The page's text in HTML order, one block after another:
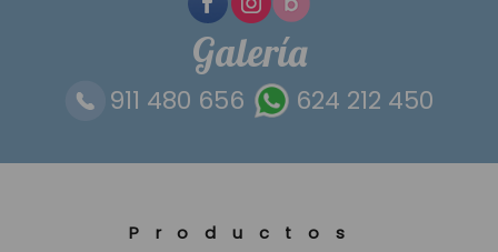
Galería
911 480 656 624 212 450
Productos